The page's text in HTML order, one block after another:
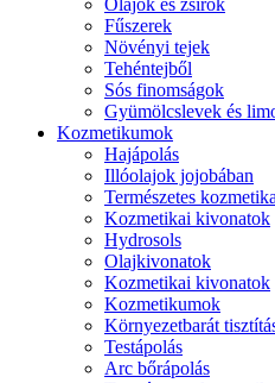
Olajok és zsírok
Fűszerek
Növényi tejek
Tehéntejből
Sós finomságok
Gyümölcslevek és
Kozmetikumok
Hajápolás
Illóolajok jojobában
Természetes
Kozmetikai kivonatok
Hydrosols
Olajkivonatok
Kozmetikai kivonatok
Kozmetikumok
Környezetbarát
Testápolás
Arc bőrápolás